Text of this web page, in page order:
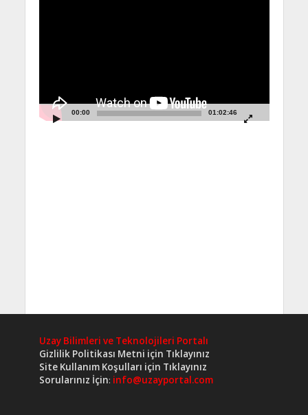
00:00 01:02:46
Uzay Bilimleri ve Teknolojileri Portalı
Gizlilik Politikası Metni için Tıklayınız
Site Kullanım Koşulları için Tıklayınız
Sorularınız İçin: info@uzayportal.com